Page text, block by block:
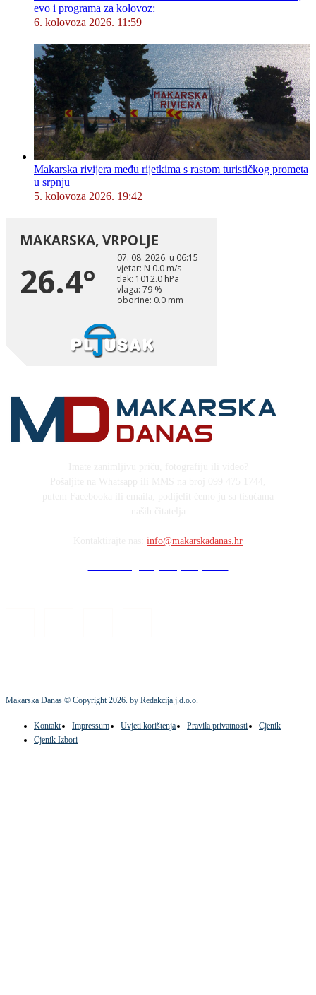
evo i programa za kolovoz:
6. kolovoza 2026. 11:59
Makarska rivijera među rijetkima s rastom turističkog prometa
u srpnju
5. kolovoza 2026. 19:42
info@makarskadanas.hr
Makarska Danas © Copyright2026. by Redakcija j.d.o.o.
Kontakt Impressum Uvjeti korištenja Pravila privatnosti
Cjenik
Cjenik Izbori